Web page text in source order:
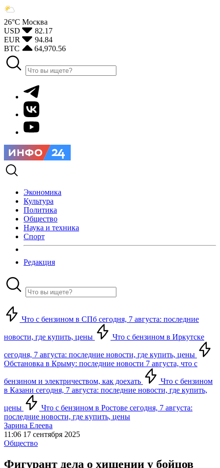
26°С Москва
USD
82.17
EUR
94.84
BTC
64,970.56
Экономика
Культура
Политика
Общество
Наука и техника
Спорт
Редакция
Что с бензином в СПб сегодня, 7 августа: последние
новости, где купить, цены Что с бензином в Иркутске
сегодня, 7 августа: последние новости, где купить, цены
Обстановка в Крыму: последние новости 7 августа, что с
бензином и электричеством, как доехать
Что с бензином
в Казани сегодня, 7 августа: последние новости, где купить,
цены
Что с бензином в Ростове сегодня, 7 августа:
последние новости, где купить, цены
Зарина Елеева
11:06 17 сентября 2025
Общество
Фигурант дела о хищении у бойцов